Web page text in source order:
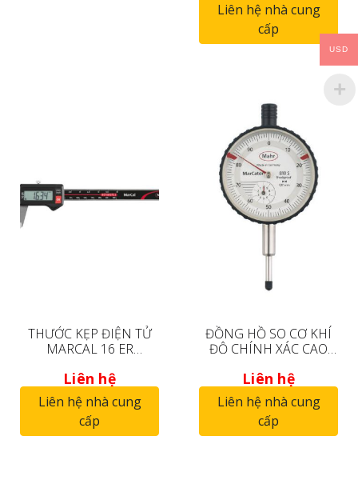
Liên hệ nhà cung
cấp
THƯỚC KẸP ĐIỆN TỬ
MARCAL 16 ER
Liên hệ
Liên hệ nhà cung
cấp
ĐỒNG HỒ SO CƠ KHÍ
ĐỘ CHÍNH XÁC CAO
4311050
Liên hệ
Liên hệ nhà cung
cấp
USD